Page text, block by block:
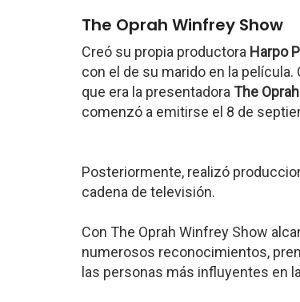
The Oprah Winfrey Show
Creó su propia productora Harpo
con el de su marido en la
que era la presentadora The
comenzó a emitirse el 8 de
Posteriormente, realizó
cadena de televisión.
Con The Oprah Winfrey Show
numerosos reconocimientos,
las personas más influyentes en